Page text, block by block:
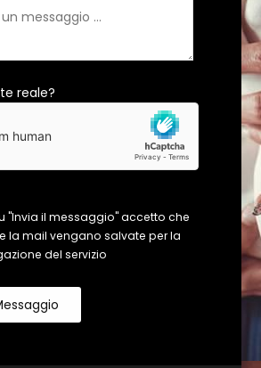
reale?
"Invia il messaggio" accetto che
la mail vengano salvate per la
del servizio